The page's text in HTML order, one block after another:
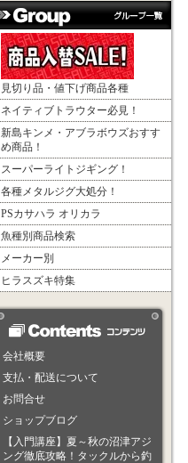
見切り品・値下げ商品各種
ネイティブトラウター必見！
新島キンメ・アブラボウズおすす
め商品！
スーパーライトジギング！
各種メタルジグ大処分！
PSカサハラ オリカラ
魚種別商品検索
メーカー別
ヒラスズキ特集
会社概要
支払・配送について
お問合せ
ショップブログ
【入門講座】夏～秋の沼津アジ
ング徹底攻略！タックルから釣